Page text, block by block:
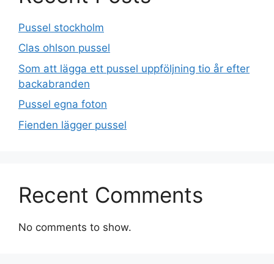
Pussel stockholm
Clas ohlson pussel
Som att lägga ett pussel uppföljning tio år efter
backabranden
Pussel egna foton
Fienden lägger pussel
Recent Comments
No comments to show.